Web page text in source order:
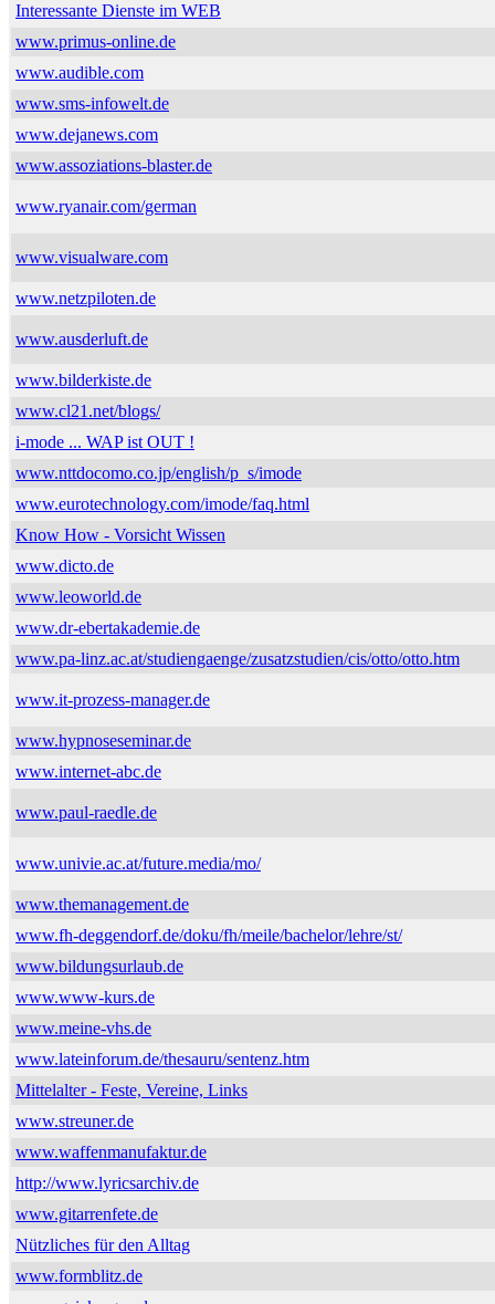
Interessante Dienste im WEB
www.primus-online.de
www.audible.com
www.sms-infowelt.de
www.dejanews.com
www.assoziations-blaster.de
www.ryanair.com/german
www.visualware.com
www.netzpiloten.de
www.ausderluft.de
www.bilderkiste.de
www.cl21.net/blogs/
i-mode ... WAP ist OUT !
www.nttdocomo.co.jp/english/p_s/imode
www.eurotechnology.com/imode/faq.html
Know How - Vorsicht Wissen
www.dicto.de
www.leoworld.de
www.dr-ebertakademie.de
www.pa-linz.ac.at/studiengaenge/zusatzstudien/cis/otto/otto.htm
www.it-prozess-manager.de
www.hypnoseseminar.de
www.internet-abc.de
www.paul-raedle.de
www.univie.ac.at/future.media/mo/
www.themanagement.de
www.fh-deggendorf.de/doku/fh/meile/bachelor/lehre/st/
www.bildungsurlaub.de
www.www-kurs.de
www.meine-vhs.de
www.lateinforum.de/thesauru/sentenz.htm
Mittelalter - Feste, Vereine, Links
www.streuner.de
www.waffenmanufaktur.de
http://www.lyricsarchiv.de
www.gitarrenfete.de
Nützliches für den Alltag
www.formblitz.de